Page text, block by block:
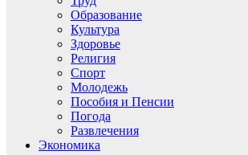
Образование
Культура
Здоровье
Религия
Спорт
Молодежь
Пособия и Пенсии
Погода
Развлечения
Экономика